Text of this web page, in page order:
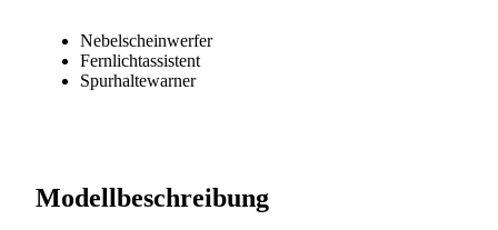
Nebelscheinwerfer
Fernlichtassistent
Spurhaltewarner
Modellbeschreibung